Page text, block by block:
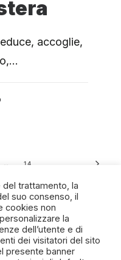
accoglie,
… 14
trattamento, la
suo consenso, il
cookies non
la
dell’utente e di
dei visitatori del sito
presente banner